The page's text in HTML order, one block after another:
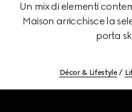
Un mix di elementi
Maison arricchisce la
porta
Décor & Lifestyle